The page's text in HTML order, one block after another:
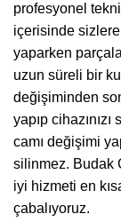
profesyonel
içerisinde
yaparken
uzun süreli bir
değişiminden
yapıp
camı değişimi
silinmez. Budak
iyi hizmeti en
çabalıyoruz.